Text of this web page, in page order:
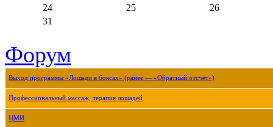
24
25
26
31
Форум
Выход программы «Лошади в боксах» (ранее — «Обратный отсчёт»)
Профессиональный массаж, терапия лошадей
ЦМИ